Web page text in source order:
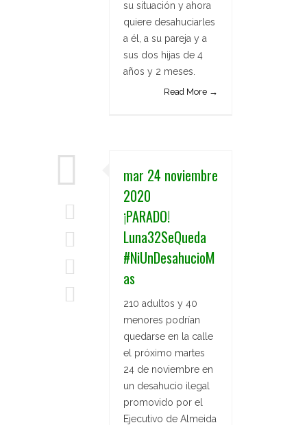
su situación y ahora
quiere desahuciarles
a él, a su pareja y a
sus dos hijas de 4
años y 2 meses.
Read More →
mar 24 noviembre
2020
¡PARADO!
Luna32SeQueda
#NiUnDesahucioM
as
210 adultos y 40
menores podrían
quedarse en la calle
el próximo martes
24 de noviembre en
un desahucio ilegal
promovido por el
Ejecutivo de Almeida